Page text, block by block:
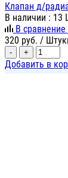
Клапан д/
В наличии : 13
В сравнение
320 руб. /
- +
Добавить в